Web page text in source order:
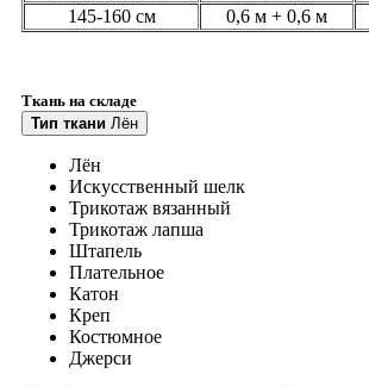
145-160 см
0,6 м + 0,6 м
Ткань на складе
Тип ткани Лён
Лён
Искусственный шелк
Трикотаж вязанный
Трикотаж лапша
Штапель
Плательное
Катон
Креп
Костюмное
Джерси